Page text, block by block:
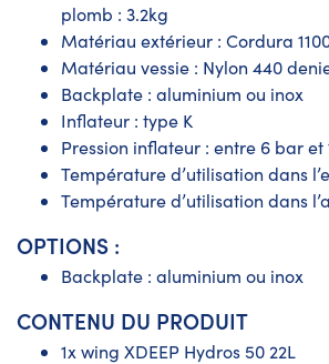
plomb : 3.2kg
Matériau extérieur : Cordura
Matériau vessie : Nylon 440
Backplate : aluminium ou inox
Inflateur : type K
Pression inflateur : entre 6 bar et
Température d’utilisation dans
Température d’utilisation dans
OPTIONS :
Backplate : aluminium ou inox
CONTENU DU PRODUIT
1x wing XDEEP Hydros 50 22L